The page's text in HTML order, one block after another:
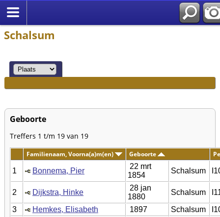
Schalsum
Geboorte
Treffers 1 t/m 19 van 19
Familienaam, Voorna(a)m(en) Geboorte
1
Bonnema, Pier
22 mrt
1854
Schalsum
2 Dijkstra, Hinke
28 jan
1880
Schalsum
3 Hemkes, Elisabeth 1897 Schalsum